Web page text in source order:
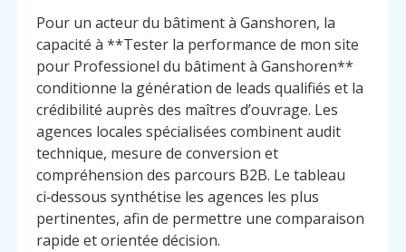
Pour un acteur du bâtiment à Ganshoren, la
capacité à **Tester la performance de mon site
pour Professionel du bâtiment à Ganshoren**
conditionne la génération de leads qualifiés et la
crédibilité auprès des maîtres d’ouvrage. Les
agences locales spécialisées combinent audit
technique, mesure de conversion et
compréhension des parcours B2B. Le tableau
ci‑dessous synthétise les agences les plus
pertinentes, afin de permettre une comparaison
rapide et orientée décision.